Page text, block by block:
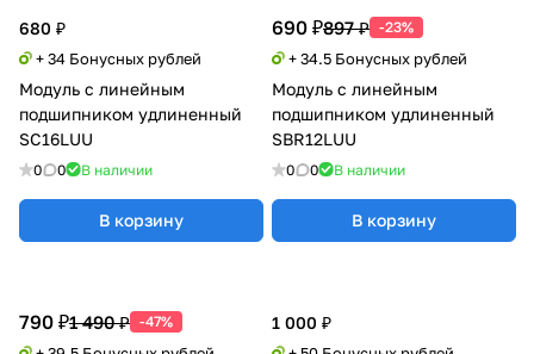
680 ₽
+ 34 Бонусных рублей
Модуль с линейным
подшипником удлиненный
SC16LUU
0 0 В наличии
В корзину
690 ₽897 ₽ -23%
+ 34.5 Бонусных рублей
Модуль с линейным
подшипником удлиненный
SBR12LUU
0 0 В наличии
В корзину
1 000 ₽
790 ₽1 490 ₽ -47%